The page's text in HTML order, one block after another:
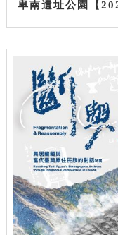
卑南遺址公園【